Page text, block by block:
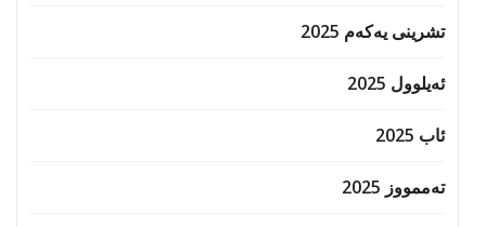
تشرینی یەکەم 2025
ئەیلوول 2025
ئاب 2025
تەممووز 2025